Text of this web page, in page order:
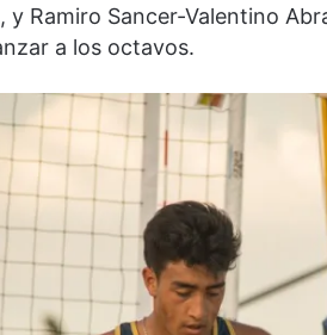
y Ramiro Sancer-Valentino
a los octavos.